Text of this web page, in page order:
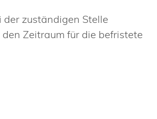
der zuständigen Stelle
Zeitraum für die befristete